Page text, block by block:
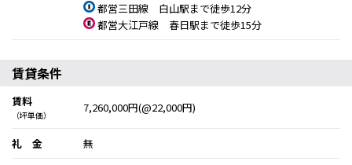
都営三田線 白山駅まで徒歩12分
都営大江戸線 春日駅まで徒歩15分
賃貸条件
賃料
（坪単価）
7,260,000円(@22,000円)
礼 金
無